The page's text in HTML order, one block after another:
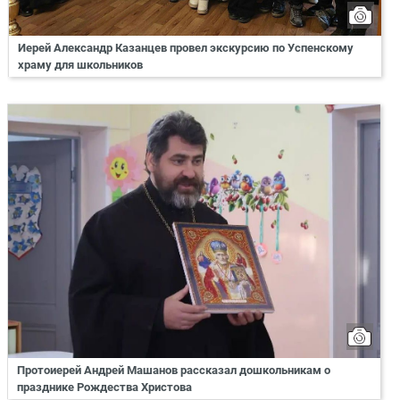
Иерей Александр Казанцев провел экскурсию по Успенскому
храму для школьников
Протоиерей Андрей Машанов рассказал дошкольникам о
празднике Рождества Христова